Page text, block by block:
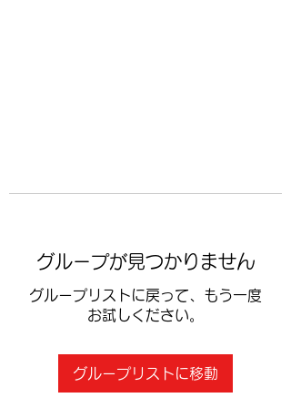
グループが見つかりません
グループリストに戻って、もう一度
お試しください。
グループリストに移動